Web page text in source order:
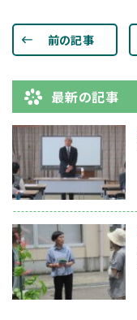
前の記事
最新の記事